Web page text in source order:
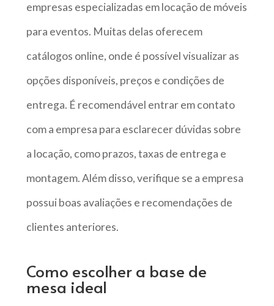
empresas especializadas em locação de móveis
para eventos. Muitas delas oferecem
catálogos online, onde é possível visualizar as
opções disponíveis, preços e condições de
entrega. É recomendável entrar em contato
com a empresa para esclarecer dúvidas sobre
a locação, como prazos, taxas de entrega e
montagem. Além disso, verifique se a empresa
possui boas avaliações e recomendações de
clientes anteriores.
Como escolher a base de
mesa ideal